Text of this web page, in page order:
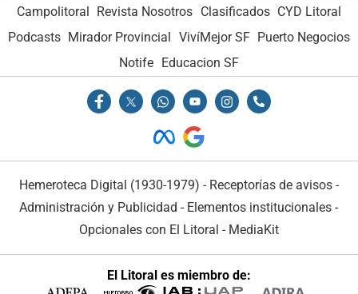
Campolitoral Revista Nosotros Clasificados CYD Litoral
Podcasts Mirador Provincial VivíMejor SF Puerto Negocios
Notife Educacion SF
Hemeroteca Digital (1930-1979) - Receptorías de avisos -
Administración y Publicidad - Elementos institucionales -
Opcionales con El Litoral - MediaKit
El Litoral es miembro de: